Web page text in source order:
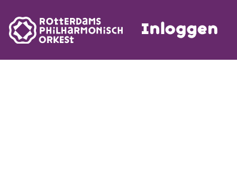
Ga terug
Inloggen